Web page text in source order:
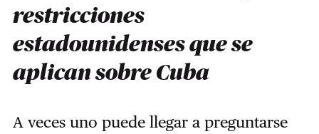
restricciones
estadounidenses que se
aplican sobre Cuba
A veces uno puede llegar a preguntarse